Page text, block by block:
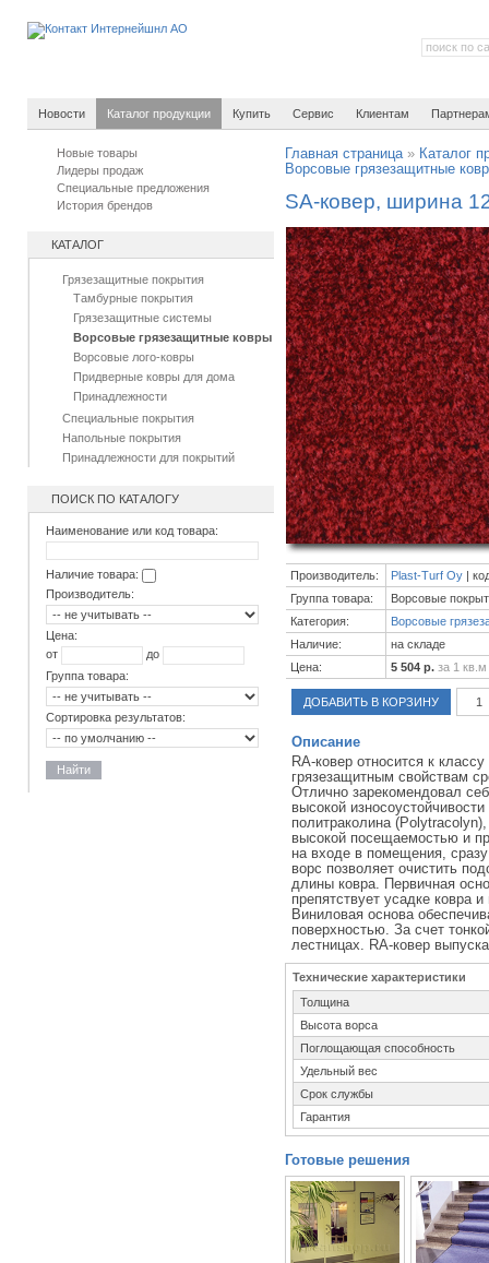
Новости Каталог продукции Купить Сервис Клиентам
Новые товары
Лидеры продаж
Специальные предложения
История брендов
КАТАЛОГ
Грязезащитные покрытия
Тамбурные покрытия
Грязезащитные системы
Ворсовые грязезащитные ковры
Ворсовые лого-ковры
Придверные ковры для дома
Принадлежности
Специальные покрытия
Напольные покрытия
Принадлежности для покрытий
ПОИСК ПО КАТАЛОГУ
Наименование или код товара:
Наличие товара:
Производитель:
Цена:
от
до
Группа товара:
Сортировка результатов:
Найти
Главная страница» Каталог
Ворсовые грязезащитные
SA-ковер, ширина
Производитель: Plast-Turf Oy |
Группа товара:
Ворсовые
Категория:
Ворсовые
Наличие:
на складе
Цена:
5 504 р. за 1 кв.м
ДОБАВИТЬ В КОРЗИНУ
Описание
RA-ковер относится к
грязезащитным свойствам
Отлично зарекомендовал
высокой
политраколина
высокой посещаемостью и
на входе в помещения,
ворс позволяет очистить
длины ковра. Первичная
препятствует усадке ковра
Виниловая основа
поверхностью. За счет
лестницах. RA-ковер
Технические характеристики
Толщина
Высота ворса
Поглощающая способность
Удельный вес
Срок службы
Гарантия
Готовые решения